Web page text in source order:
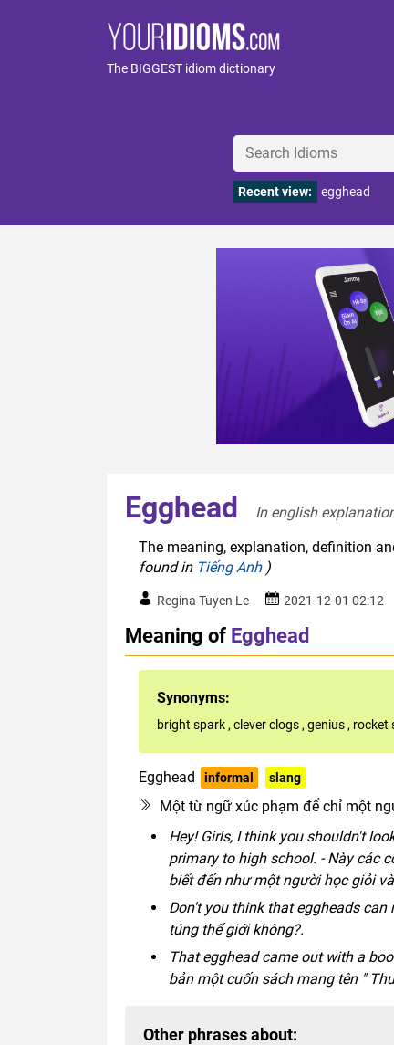
The BIGGEST idiom dictionary
Recent view: egghead
Egghead
In english
The meaning, explanation, definition
found in Tiếng Anh)
Regina Tuyen Le 2021-12-01 02:12
Meaning of Egghead
Synonyms:
bright spark , clever clogs , genius , rocket
Egghead informal slang
Một từ ngữ xúc phạm để chỉ một
Hey! Girls, I think you shouldn't
primary to high school. - Này các
biết đến như một người học giỏi
Don't you think that eggheads
túng thế giới không?.
That egghead came out with a
bản một cuốn sách mang tên "
Other phrases about: